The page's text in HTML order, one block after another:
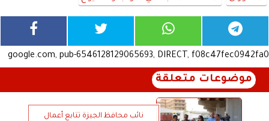
google.com, pub-6546128129065693, DIRECT, f08c47fec0942fa0
موضوعات متعلقة
نائب محافظ الجيزة تتابع أعمال